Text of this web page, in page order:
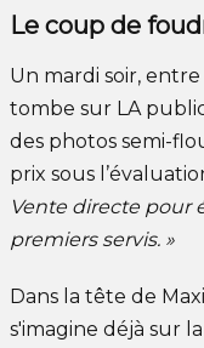
Le coup de
Un mardi soir,
tombe sur LA
des photos semi-
prix sous
Vente directe pour
premiers servis. »
Dans la tête de
s'imagine déjà sur